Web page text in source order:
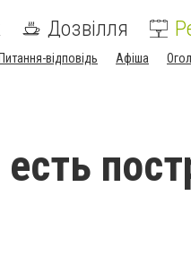
Дозвілля
Питання-відповідь Афіша